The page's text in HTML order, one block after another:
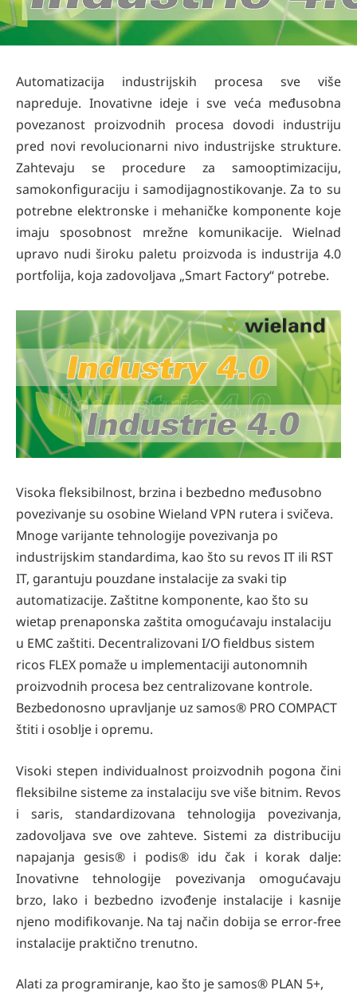
Automatizacija industrijskih procesa sve više
napreduje. Inovativne ideje i sve veća međusobna
povezanost proizvodnih procesa dovodi industriju
pred novi revolucionarni nivo industrijske strukture.
Zahtevaju se procedure za samooptimizaciju,
samokonfiguraciju i samodijagnostikovanje. Za to su
potrebne elektronske i mehaničke komponente koje
imaju sposobnost mrežne komunikacije. Wielnad
upravo nudi široku paletu proizvoda is industrija 4.0
portfolija, koja zadovoljava „Smart Factory“ potrebe.
Visoka fleksibilnost, brzina i bezbedno međusobno
povezivanje su osobine Wieland VPN rutera i svičeva.
Mnoge varijante tehnologije povezivanja po
industrijskim standardima, kao što su revos IT ili RST
IT, garantuju pouzdane instalacije za svaki tip
automatizacije. Zaštitne komponente, kao što su
wietap prenaponska zaštita omogućavaju instalaciju
u EMC zaštiti. Decentralizovani I/O fieldbus sistem
ricos FLEX pomaže u implementaciji autonomnih
proizvodnih procesa bez centralizovane kontrole.
Bezbedonosno upravljanje uz samos® PRO COMPACT
štiti i osoblje i opremu.
Visoki stepen individualnost proizvodnih pogona čini
fleksibilne sisteme za instalaciju sve više bitnim. Revos
i saris, standardizovana tehnologija povezivanja,
zadovoljava sve ove zahteve. Sistemi za distribuciju
napajanja gesis® i podis® idu čak i korak dalje:
Inovativne tehnologije povezivanja omogućavaju
brzo, lako i bezbedno izvođenje instalacije i kasnije
njeno modifikovanje. Na taj način dobija se error-free
instalacije praktično trenutno.
Alati za programiranje, kao što je samos® PLAN 5+,